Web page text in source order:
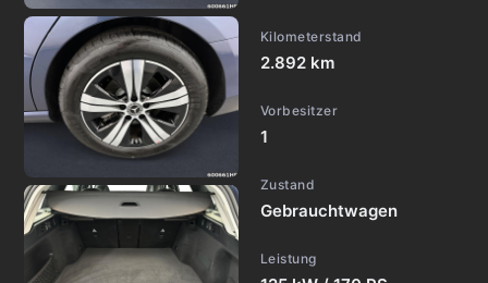
Kilometerstand
2.892 km
Vorbesitzer
1
Zustand
Gebrauchtwagen
Leistung